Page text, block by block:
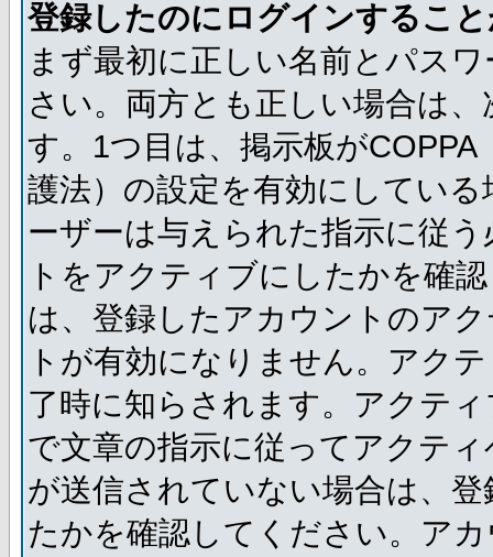
登録したのにログインするこ
まず最初に正しい名前とパス
さい。両方とも正しい場合は
す。1つ目は、掲示板が
護法）の設定を有効にしてい
ーザーは与えられた指示に従
トをアクティブにしたかを確
は、登録したアカウントのア
トが有効になりません。アク
了時に知らされます。アクテ
で文章の指示に従ってアクテ
が送信されていない場合は、
たかを確認してください。ア